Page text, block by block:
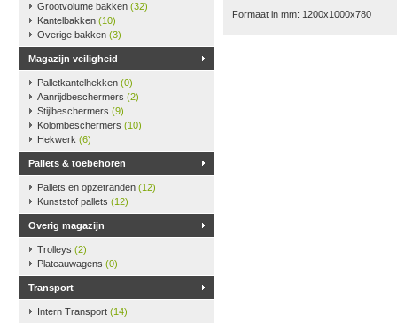
Grootvolume bakken (32)
Kantelbakken (10)
Overige bakken (3)
Magazijn veiligheid
Palletkantelhekken (0)
Aanrijdbeschermers (2)
Stijlbeschermers (9)
Kolombeschermers (10)
Hekwerk (6)
Pallets & toebehoren
Pallets en opzetranden (12)
Kunststof pallets (12)
Overig magazijn
Trolleys (2)
Plateauwagens (0)
Transport
Intern Transport (14)
Formaat in mm: 1200x1000x780